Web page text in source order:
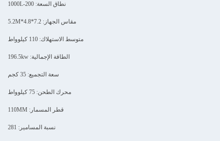
نطاق السعة: 200-1000L
مقاس الجهاز: 7.2*4.8*5.2M
متوسط الاستهلاك: 110 كيلوواط
الطاقة الإجمالية: 196.5kw
سعة التجميع: 35 كجم
محرك الطحن: 75 كيلوواط
قطر المسمار: 110MM
نسبة المسامير: 281